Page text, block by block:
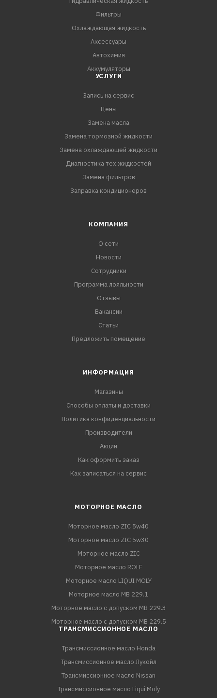
- Предотвращает размножение грибков и бактерий
- Не требует демонтажа салонного фильтра и
элементов системы вентиляции.
Фильтры
Охлаждающая жидкость
Аксессуары
Автохимия
Аккумуляторы
УСЛУГИ
Запись на сервис
Цены
Замена масла
Замена тормозной жидкости
Замена охлаждающей жидкости
Диагностика тех.жидкостей
Замена фильтров
Заправка кондиционеров
КОМПАНИЯ
О сети
Новости
Сотрудники
Программа лояльности
Отзывы
Вакансии
Статьи
Предложить помещение
ИНФОРМАЦИЯ
Магазины
Способы оплаты и доставки
Политика конфиденциальности
Производители
Акции
Как оформить заказ
Как записаться на сервис
МОТОРНОЕ МАСЛО
Моторное масло ZIC 5w40
Моторное масло ZIC 5w30
Моторное масло ZIC
Моторное масло ROLF
Моторное масло LIQUI MOLY
Моторное масло MB 229.1
Моторное масло с допуском MB 229.3
Моторное масло с допуском MB 229.5
ТРАНСМИССИОННОЕ МАСЛО
Трансмиссионное масло Honda
Трансмиссионное масло Лукойл
Трансмиссионное масло Nissan
Трансмиссионное масло Liqui Moly